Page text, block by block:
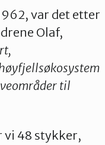
var det etter
Olaf,
til
vi 48 stykker,